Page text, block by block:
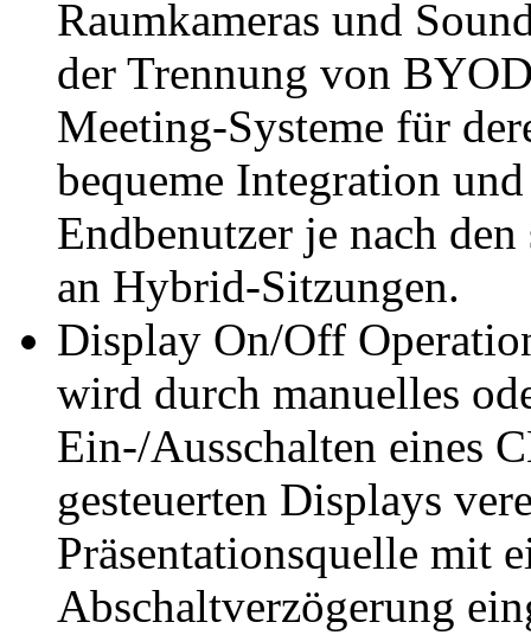
Raumkameras und
der Trennung von
Meeting-Systeme für
bequeme Integration
Endbenutzer je nach
an Hybrid-Sitzungen.
Display On/Off
wird durch manuelles
Ein-/Ausschalten eines
gesteuerten Displays
Präsentationsquelle mit
Abschaltverzögerung